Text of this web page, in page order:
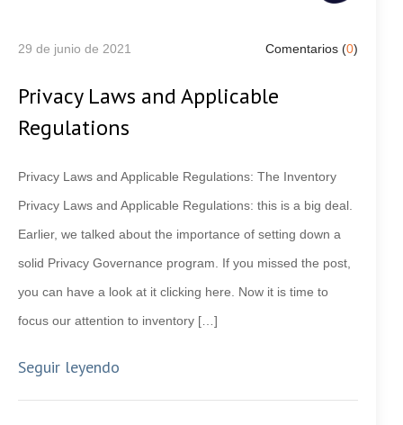
29 de junio de 2021 Comentarios (0)
Privacy Laws and Applicable
Regulations
Privacy Laws and Applicable Regulations: The Inventory
Privacy Laws and Applicable Regulations: this is a big deal.
Earlier, we talked about the importance of setting down a
solid Privacy Governance program. If you missed the post,
you can have a look at it clicking here. Now it is time to
focus our attention to inventory […]
Seguir leyendo